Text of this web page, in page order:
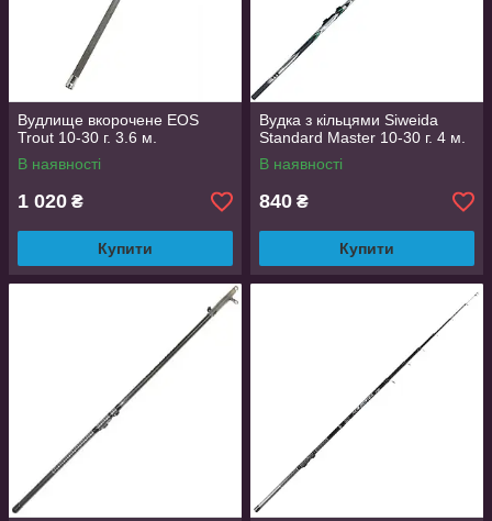
Вудлище вкорочене EOS
Trout 10-30 г. 3.6 м.
В наявності
1 020 ₴
Купити
Вудка з кільцями Siweida
Standard Master 10-30 г. 4 м.
В наявності
840 ₴
Купити